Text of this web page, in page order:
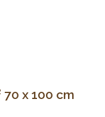
x 100 cm